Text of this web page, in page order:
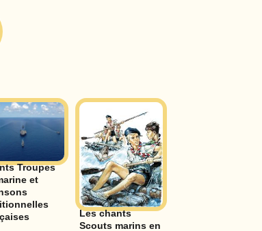
Troupes
et
Les chants
Scouts marins en